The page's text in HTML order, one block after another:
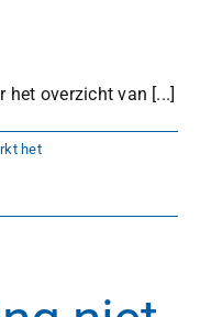
het overzicht van [...]
het